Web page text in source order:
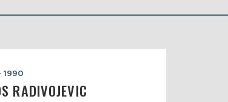
1990
RADIVOJEVIC